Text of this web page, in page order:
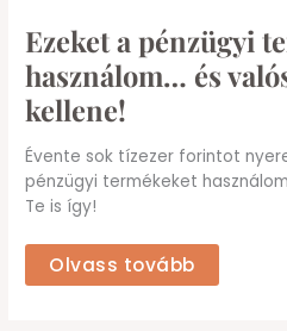
Ezeket a pénzügyi
használom… és
kellene!
Évente sok tízezer forintot
pénzügyi termékeket
Te is így!
Olvass tovább